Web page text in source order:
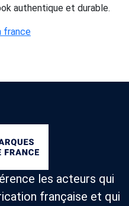
authentique et durable.
france
les acteurs qui
française et qui